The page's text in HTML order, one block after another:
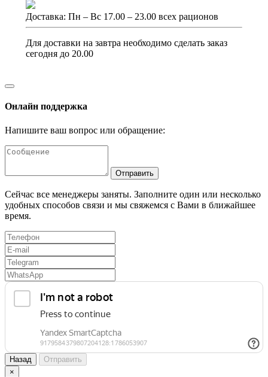
Доставка: Пн – Вс 17.00 – 23.00 всех рационов
Для доставки на завтра необходимо сделать заказ
сегодня до 20.00
Онлайн поддержка
Напишите ваш вопрос или обращение:
Отправить
Сейчас все менеджеры заняты. Заполните один или несколько
удобных способов связи и мы свяжемся с Вами в ближайшее
время.
Назад
Отправить
×